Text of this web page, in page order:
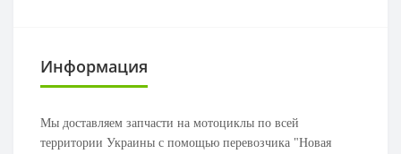
Информация
Мы доставляем запчасти на мотоциклы по всей
территории Украины с помощью перевозчика "Новая